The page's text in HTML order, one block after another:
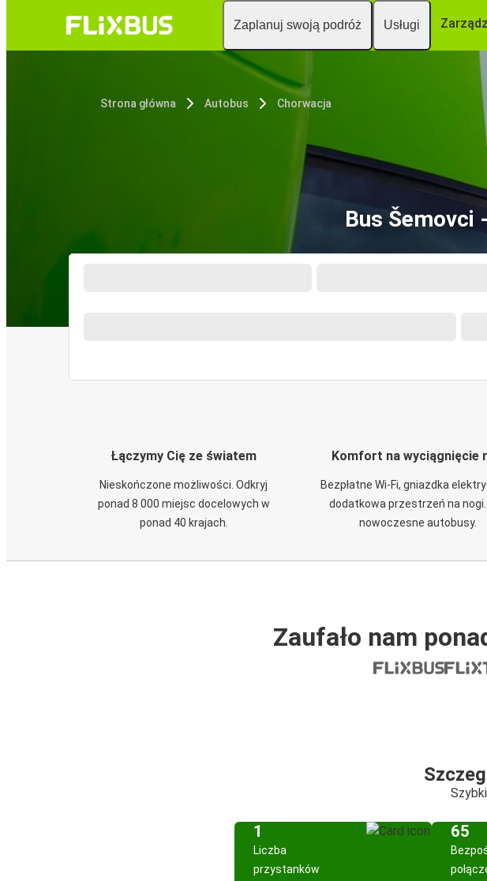
Zaplanuj swoją podróż Usługi
Strona główna Autobus Chorwacja
Bus Šemovci
Łączymy Cię ze światem
Nieskończone możliwości. Odkryj
ponad 8 000 miejsc docelowych w
ponad 40 krajach.
Komfort na wyciągnięcie
Bezpłatne Wi-Fi, gniazdka
dodatkowa przestrzeń na
nowoczesne autobusy.
Zaufało nam
1
Liczba
przystanków
65